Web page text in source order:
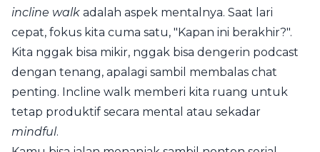
incline walk adalah aspek mentalnya. Saat lari
cepat, fokus kita cuma satu, "Kapan ini berakhir?".
Kita nggak bisa mikir, nggak bisa dengerin podcast
dengan tenang, apalagi sambil membalas chat
penting. Incline walk memberi kita ruang untuk
tetap produktif secara mental atau sekadar
mindful.